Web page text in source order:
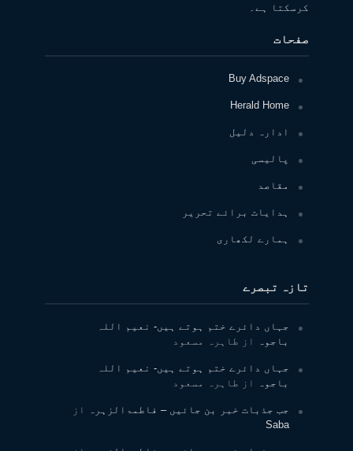
کرسکتا ہے۔
صفحات
Buy Adspace
Herald Home
ادارہ دلیل
پالیسی
مقاصد
ہدایات برائے تحریر
ہمارے لکھاری
تازہ تبصرے
جہاں دائرے ختم ہوتے ہیں- نعیم اللہ
باجوہ
از طاہرہ مسعود
جہاں دائرے ختم ہوتے ہیں- نعیم اللہ
باجوہ
از طاہرہ مسعود
جب جذبات خبر بن جائیں – فاطمۃالزہرہ
از
Saba